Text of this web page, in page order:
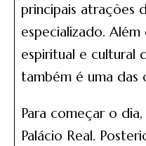
principais atrações
especializado.
espiritual e cultural
também é uma das
Para começar o
Palácio Real.